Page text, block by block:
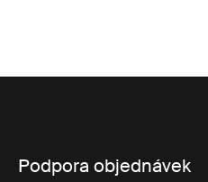
Podpora objednávek